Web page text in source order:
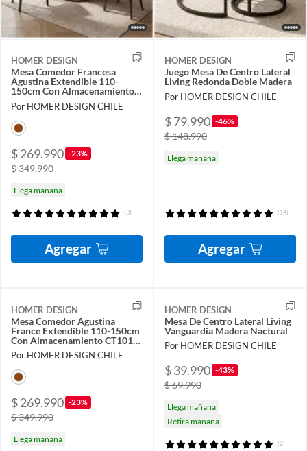
HOMER DESIGN
Mesa Comedor Francesa
Agustina Extendible 110-
150cm Con Almacenamiento
CT101-001
Por HOMER DESIGN CHILE
$ 269.990 -23%
$ 349.990
Llega mañana
(3)
Agregar
HOMER DESIGN
Juego Mesa De Centro Lateral
Living Redonda Doble Madera
Por HOMER DESIGN CHILE
$ 79.990 -46%
$ 148.990
Llega mañana
(14)
Agregar
HOMER DESIGN
Mesa Comedor Agustina
France Extendible 110-150cm
Con Almacenamiento CT101-
002
Por HOMER DESIGN CHILE
$ 269.990 -23%
$ 349.990
Llega mañana
HOMER DESIGN
Mesa De Centro Lateral Living
Vanguardia Madera Nactural
Por HOMER DESIGN CHILE
$ 39.990 -43%
$ 69.990
Llega mañana
Retira mañana
(2)